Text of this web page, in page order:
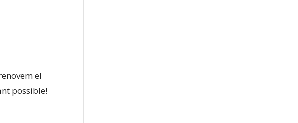
el
possible!